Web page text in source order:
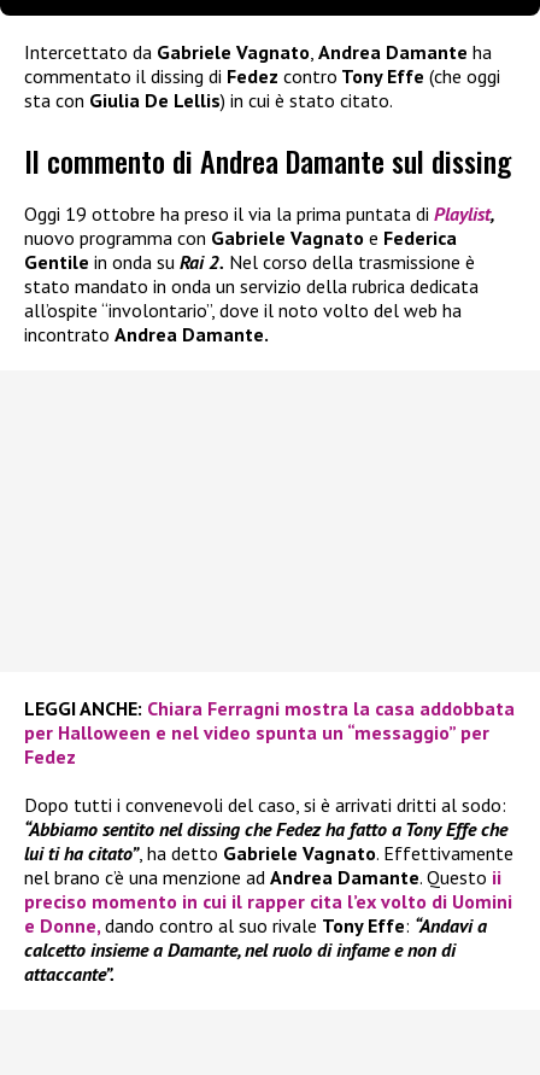
Intercettato da Gabriele Vagnato Andrea Damante ha
commentato il dissing di Fedez contro Tony Effe (che oggi
sta con Giulia De Lellis) in cui è stato citato.
Il commento di Andrea Damante sul dissing
Oggi 19 ottobre ha preso il via la prima puntata di Playlist,
nuovo programma con Gabriele Vagnato e Federica
Gentile in onda su Rai 2. Nel corso della trasmissione è
stato mandato in onda un servizio della rubrica dedicata
all’ospite “involontario”, dove il noto volto del web ha
incontrato Andrea Damante.
LEGGI ANCHE: Chiara Ferragni mostra la casa addobbata
per Halloween e nel video spunta un “messaggio” per
Fedez
Dopo tutti i convenevoli del caso, si è arrivati dritti al sodo:
“Abbiamo sentito nel dissing che Fedez ha fatto a Tony Effe che
lui ti ha citato”, ha detto Gabriele Vagnato. Effettivamente
nel brano c’è una menzione ad Andrea Damante. Questo ii
preciso momento in cui il rapper cita l’ex volto di Uomini
e Donne,dando contro al suo rivale Tony Effe: “Andavi a
calcetto insieme a Damante, nel ruolo di infame e non di
attaccante”.